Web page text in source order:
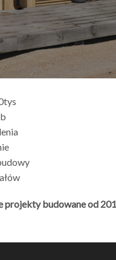
projekty budowane od